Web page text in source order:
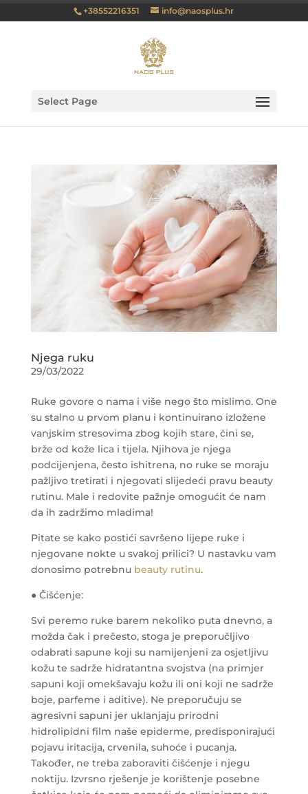
+38552216351 info@naosplus.hr
Select Page
Njega ruku
29/03/2022
Ruke govore o nama i više nego što mislimo. One
su stalno u prvom planu i kontinuirano izložene
vanjskim stresovima zbog kojih stare, čini se,
brže od kože lica i tijela. Njihova je njega
podcijenjena, često ishitrena, no ruke se moraju
pažljivo tretirati i njegovati slijedeći pravu beauty
rutinu. Male i redovite pažnje omogućit će nam
da ih zadržimo mladima!
Pitate se kako postići savršeno lijepe ruke i
njegovane nokte u svakoj prilici? U nastavku vam
donosimo potrebnu beauty rutinu.
● Čišćenje:
Svi peremo ruke barem nekoliko puta dnevno, a
možda čak i prečesto, stoga je preporučljivo
odabrati sapune koji su namijenjeni za osjetljivu
kožu te sadrže hidratantna svojstva (na primjer
sapuni koji omekšavaju kožu ili oni koji ne sadrže
boje, parfeme i aditive). Ne preporučuju se
agresivni sapuni jer uklanjaju prirodni
hidrolipidni film naše epiderme, predisponirajući
pojavu iritacija, crvenila, suhoće i pucanja.
Također, ne treba zaboraviti čišćenje i njegu
noktiju. Izvrsno rješenje je korištenje posebne